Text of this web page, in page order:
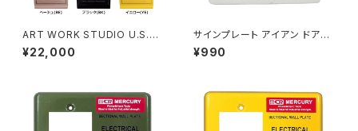
ART WORK STUDIO U.S.M
AILBOX1 メールボックス ポス
ト 全8色
¥22,000
サインプレート アイアン ドアプ
レート 案内 Wi-Fiスポット WIF
I ホワイト
¥990